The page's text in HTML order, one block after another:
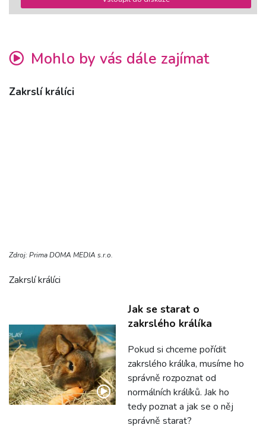
Mohlo by vás dále zajímat
Zakrslí králíci
Zdroj: Prima DOMA MEDIA s.r.o.
Zakrslí králíci
Jak se starat o
zakrslého králíka
Pokud si chceme pořídit
zakrslého králíka, musíme ho
správně rozpoznat od
normálních králíků. Jak ho
tedy poznat a jak se o něj
správně starat?